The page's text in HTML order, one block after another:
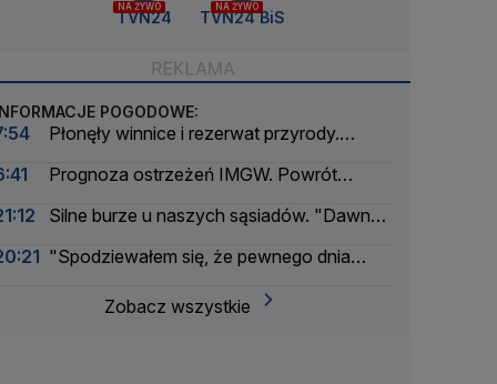
NA ŻYWO
TVN24
NA ŻYWO
TVN24 BiS
POGODOWE:
Płonęły winnice i rezerwat przyrody.
Prognoza ostrzeżeń IMGW. Powrót
Silne burze u naszych sąsiadów. "Dawno
"Spodziewałem się, że pewnego dnia
Zobacz wszystkie